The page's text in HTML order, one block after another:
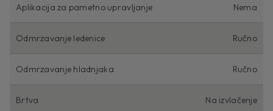
Aplikacija za pametno upravljanje Nema
Odmrzavanje ledenice Ručno
Odmrzavanje hladnjaka Ručno
Brtva Na izvlačenje